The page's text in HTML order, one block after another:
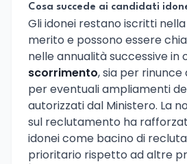
Cosa succede ai candidati
Gli idonei restano iscritti
merito e possono essere
nelle annualità successive in
scorrimento, sia per rinunce
per eventuali ampliamenti
autorizzati dal Ministero. La
sul reclutamento ha
idonei come bacino di
prioritario rispetto ad altre